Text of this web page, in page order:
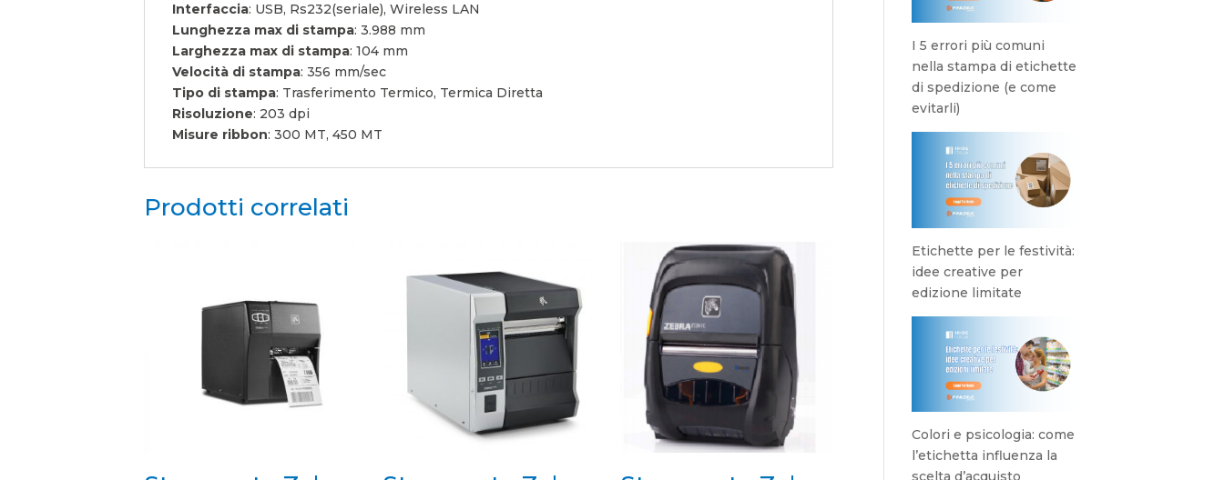
Interfaccia: USB, Rs232(seriale), Wireless LAN
Lunghezza max di stampa: 3.988 mm
Larghezza max di stampa: 104 mm
Velocità di stampa: 356 mm/sec
Tipo di stampa: Trasferimento Termico, Termica Diretta
Risoluzione: 203 dpi
Misure ribbon: 300 MT, 450 MT
Prodotti correlati
I 5 errori più comuni
nella stampa di etichette
di spedizione (e come
evitarli)
Etichette per le festività:
idee creative per
edizione limitate
Colori e psicologia: come
l’etichetta influenza la